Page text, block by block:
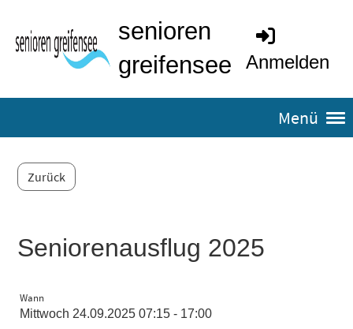
senioren
greifensee
Anmelden
Menü
Zurück
Seniorenausflug 2025
Wann
Mittwoch 24.09.2025 07:15 - 17:00